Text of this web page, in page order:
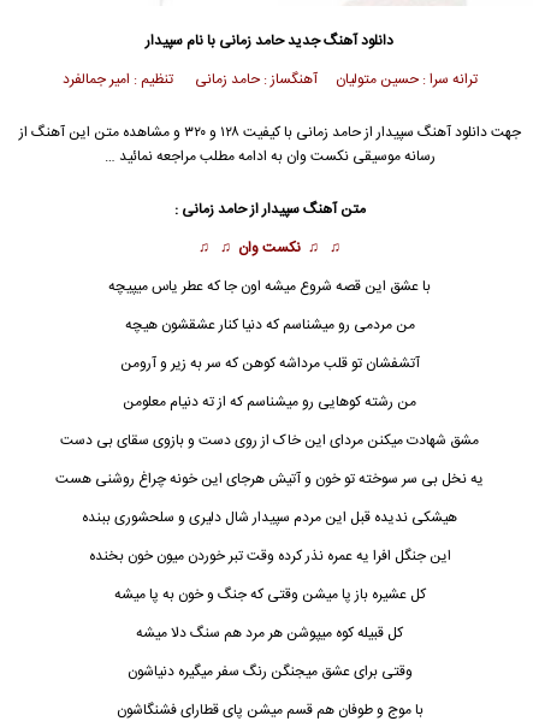
دانلود آهنگ جدیدحامد زمانی با نام سپیدار
ترانه سرا : حسین متولیان آهنگساز : حامد زمانی تنظیم : امیر جمالفرد
جهت دانلود آهنگ سپیدار از حامد زمانی با کیفیت ۱۲۸ و ۳۲۰ و مشاهده متن این آهنگ از
رسانه موسیقی نکست وان به ادامه مطلب مراجعه نمائید …
متن آهنگ سپیدار از حامد زمانی :
♫ ♫ نکست وان ♫ ♫
با عشق این قصه شروع میشه اون جا که عطر یاس میپیچه
من مردمی رو میشناسم که دنیا کنار عشقشون هیچه
آتشفشان تو قلب مرداشه کوهن که سر به زیر و آرومن
من رشته کوهایی رو میشناسم که از ته دنیام معلومن
مشق شهادت میکنن مردای این خاک از روی دست و بازوی سقای بی دست
یه نخل بی سر سوخته تو خون و آتیش هرجای این خونه چراغ روشنی هست
هیشکی ندیده قبل این مردم سپیدار شال دلیری و سلحشوری ببنده
این جنگل افرا یه عمره نذر کرده وقت تبر خوردن میون خون بخنده
کل عشیره باز پا میشن وقتی که جنگ و خون به پا میشه
کل قبیله کوه میپوشن هر مرد هم سنگ دلا میشه
وقتی برای عشق میجنگن رنگ سفر میگیره دنیاشون
با موج و طوفان هم قسم میشن پای قطارای فشنگاشون